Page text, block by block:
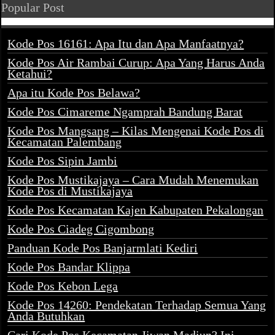
Popular Post
Kode Pos 16161: Apa Itu dan Apa Manfaatnya?
Kode Pos Air Rambai Curup: Apa Yang Harus Anda
Ketahui?
Apa itu Kode Pos Belawa?
Kode Pos Cimareme Ngamprah Bandung Barat
Kode Pos Mangsang – Kilas Mengenai Kode Pos di
Kecamatan Palembang
Kode Pos Sipin Jambi
Kode Pos Mustikajaya – Cara Mudah Menemukan
Kode Pos di Mustikajaya
Kode Pos Kecamatan Kajen Kabupaten Pekalongan
Kode Pos Ciadeg Cigombong
Panduan Kode Pos Banjarmlati Kediri
Kode Pos Bandar Klippa
Kode Pos Kebon Lega
Kode Pos 14260: Pendekatan Terhadap Semua Yang
Anda Butuhkan